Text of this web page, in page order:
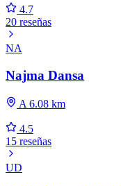
4.7
20 reseñas
NA
Najma Dansa
A 6.08 km
4.5
15 reseñas
UD